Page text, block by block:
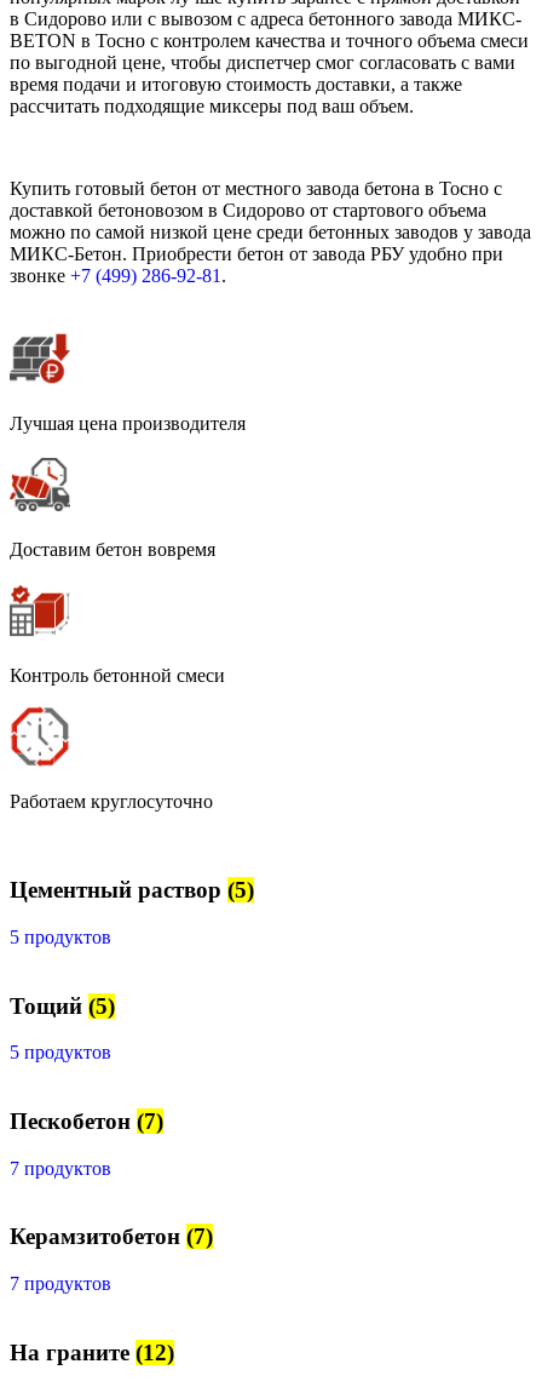
в Сидорово или с вывозом с адреса бетонного завода МИКС-
BETON в Тосно с контролем качества и точного объема смеси
по выгодной цене, чтобы диспетчер смог согласовать с вами
время подачи и итоговую стоимость доставки, а также
рассчитать подходящие миксеры под ваш объем.
Купить готовый бетон от местного завода бетона в Тосно с
доставкой бетоновозом в Сидорово от стартового объема
можно по самой низкой цене среди бетонных заводов у завода
МИКС-Бетон. Приобрести бетон от завода РБУ удобно при
звонке +7 (499) 286-92-81 .
Лучшая цена производителя
Доставим бетон вовремя
Контроль бетонной смеси
Работаем круглосуточно
Цементный раствор (5)
5 продуктов
Тощий (5)
5 продуктов
Пескобетон (7)
7 продуктов
Керамзитобетон (7)
7 продуктов
На граните (12)